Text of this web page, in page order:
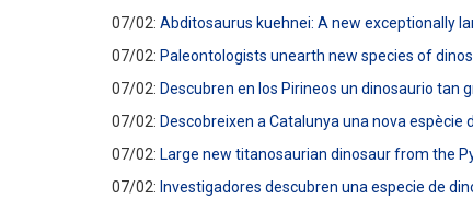
07/02: Abditosaurus kuehnei: A new exceptionally
07/02: Paleontologists unearth new species of
07/02: Descubren en los Pirineos un dinosaurio tan
07/02: Descobreixen a Catalunya una nova espècie
07/02: Large new titanosaurian dinosaur from the
07/02: Investigadores descubren una especie de